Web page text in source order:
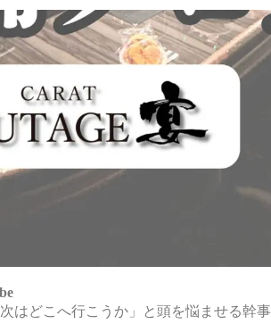
はどこへ行こうか」と頭を悩ませる幹